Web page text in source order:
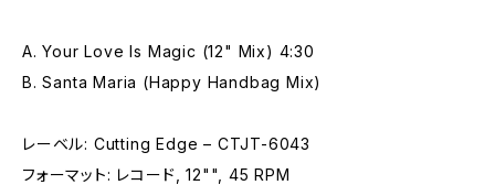
A. Your Love Is Magic (12" Mix) 4:30
B. Santa Maria (Happy Handbag Mix)
レーベル: Cutting Edge – CTJT-6043
フォーマット: レコード, 12"", 45 RPM